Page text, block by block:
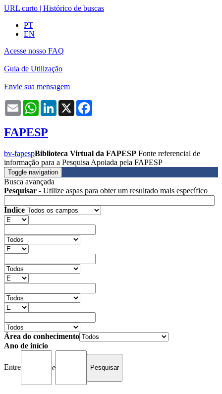
URL curto | Histórico de buscas
PT
EN
Acesse nosso FAQ
Guia de Utilização
Envie sua mensagem
Email WhatsAppLinkedIn
X
FAPESP
bv-fapespBiblioteca Virtual da FAPESP Fonte referencial de
informação para a Pesquisa Apoiada pela FAPESP
Toggle navigation
Busca avançada
Pesquisar - Utilize aspas para obter um resultado mais específico
Índice
Área do conhecimento
Ano de início
Entre e